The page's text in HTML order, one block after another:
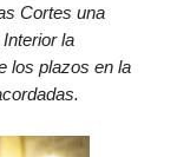
Cortes una
la
los plazos en la